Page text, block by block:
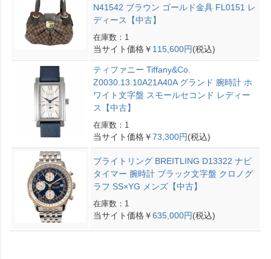
N41542 ブラウン ゴールド金具 FL0151 レ
ディース【中古】
在庫数：1
当サイト価格￥ 115,600円(税込)
ティファニー Tiffany&Co.
Z0030.13.10A21A40A グランド 腕時計 ホ
ワイト文字盤 スモールセコンド レディー
ス【中古】
在庫数：1
当サイト価格￥73,300円(税込)
ブライトリング BREITLING D13322 ナビ
タイマー 腕時計 ブラック文字盤 クロノグ
ラフ SS×YG メンズ【中古】
在庫数：1
当サイト価格￥635,000円(税込)